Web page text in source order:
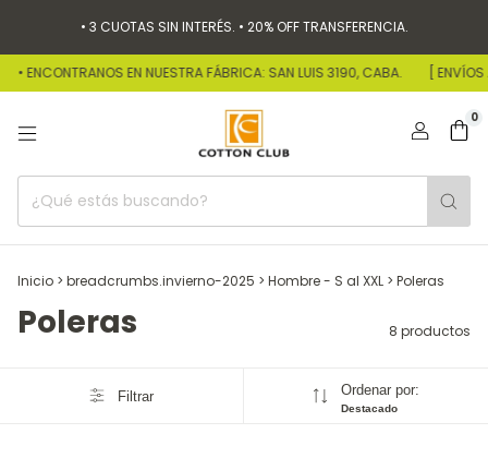
• 3 CUOTAS SIN INTERÉS. • 20% OFF TRANSFERENCIA.
ENCONTRANOS EN NUESTRA FÁBRICA: SAN LUIS 3190, CABA. [ ENVÍOS A
0
Inicio > breadcrumbs.invierno-2025 > Hombre - S al XXL > Poleras
Poleras 8 productos
Filtrar Ordenar por:
Destacado